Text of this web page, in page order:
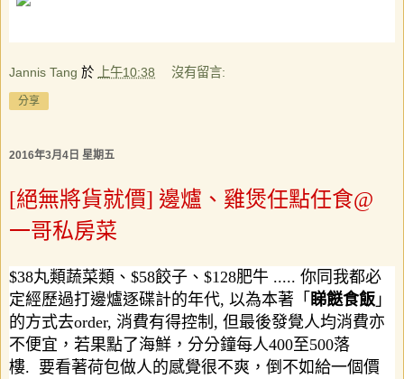
Jannis Tang 於 上午10:38 沒有留言:
分享
2016年3月4日 星期五
[絕無將貨就價] 邊爐、雞煲任點任食@
一哥私房菜
$38丸類蔬菜類、 $58餃子、 $128肥牛 ..... 你同我都必
定經歷過打邊爐逐碟計的年代, 以為本著「 睇餸食飯 」
的方式去order, 消費有得控制 , 但最後發覺人均消費亦
不便宜，若果點了海鮮，分分鐘每人400至500落
樓. 要看著荷包做人的感覺很不爽，倒不如給一個價